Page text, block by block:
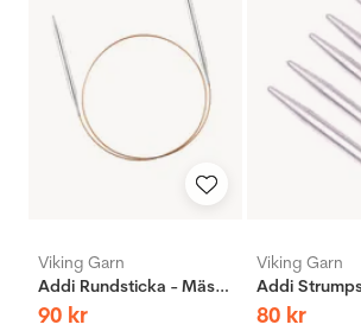
Viking Garn
Addi Rundsticka - Mässing
90 kr
Viking Garn
80 kr